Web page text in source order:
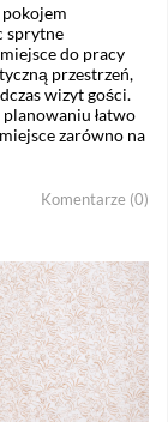
sprytne
do pracy
przestrzeń,
wizyt gości.
łatwo
zarówno na
Komentarze (0)